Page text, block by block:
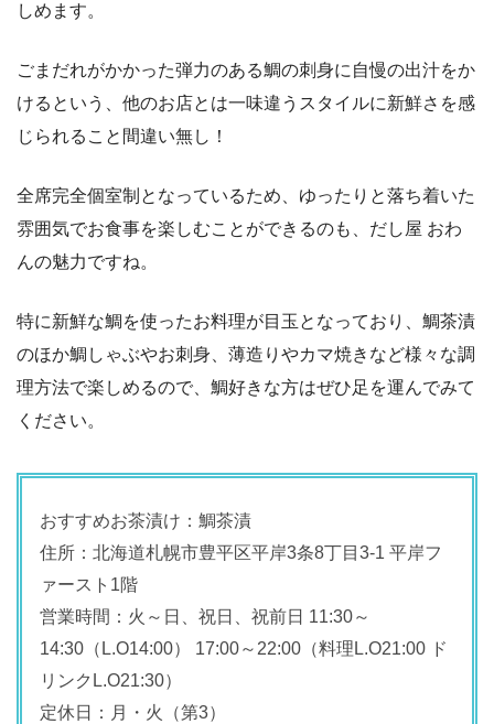
しめます。
ごまだれがかかった弾力のある鯛の刺身に自慢の出汁をか
けるという、他のお店とは一味違うスタイルに新鮮さを感
じられること間違い無し！
全席完全個室制となっているため、ゆったりと落ち着いた
雰囲気でお食事を楽しむことができるのも、だし屋 おわ
んの魅力ですね。
特に新鮮な鯛を使ったお料理が目玉となっており、鯛茶漬
のほか鯛しゃぶやお刺身、薄造りやカマ焼きなど様々な調
理方法で楽しめるので、鯛好きな方はぜひ足を運んでみて
ください。
おすすめお茶漬け：鯛茶漬
住所：北海道札幌市豊平区平岸3条8丁目3-1 平岸フ
ァースト1階
営業時間：火～日、祝日、祝前日 11:30～
14:30（L.O14:00） 17:00～22:00（料理L.O21:00 ド
リンクL.O21:30）
定休日：月・火（第3）